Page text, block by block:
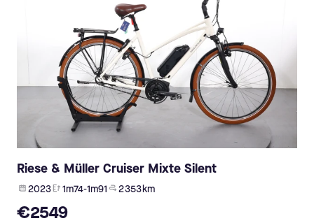
Riese & Müller Cruiser Mixte Silent
2023 1m74-1m91 2 353 km
€2549